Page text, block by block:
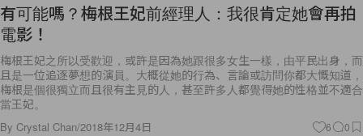
有可能嗎？梅根王妃前經理人：我很肯定她會再拍
電影！
梅根王妃之所以受歡迎，或許是因為她跟很多女生一樣，由平民出身，而
且是一位追逐夢想的演員。大概從她的行為、言論或訪問你都大慨知道，
梅根是個很獨立而且很有主見的人，甚至許多人都覺得她的性格並不適合
當王妃。
By Crystal Chan/2018年12月4日 6 0